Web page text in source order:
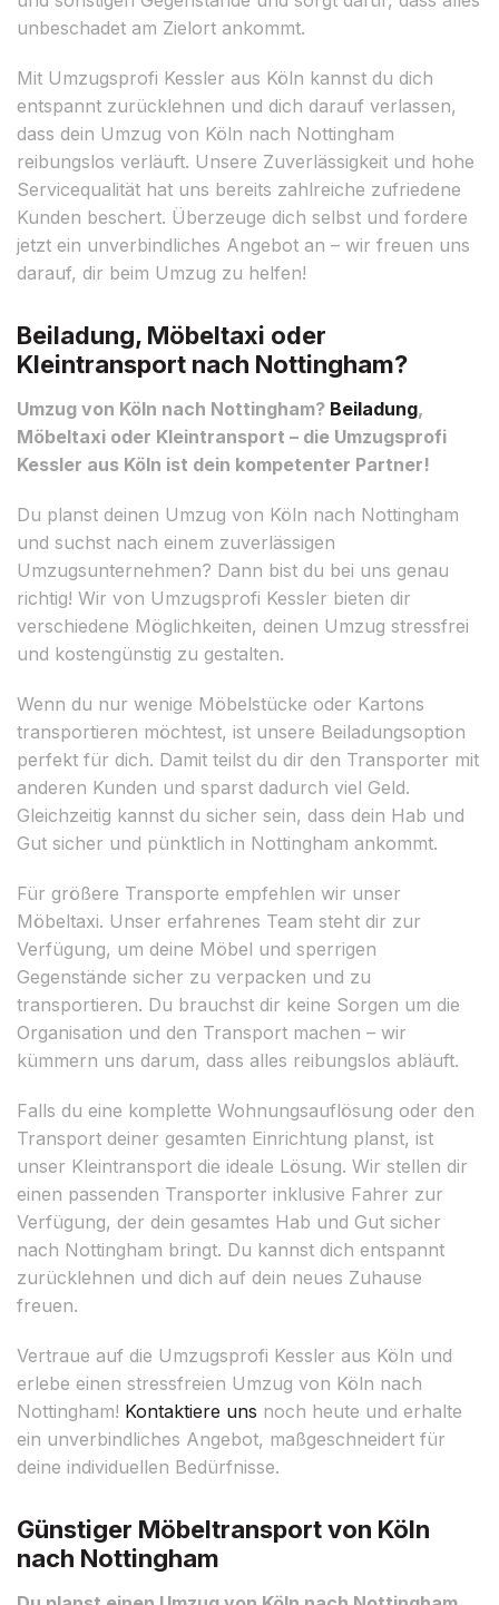
unbeschadet am Zielort ankommt.
Mit Umzugsprofi Kessler aus Köln kannst du dich
entspannt zurücklehnen und dich darauf verlassen,
dass dein Umzug von Köln nach Nottingham
reibungslos verläuft. Unsere Zuverlässigkeit und hohe
Servicequalität hat uns bereits zahlreiche zufriedene
Kunden beschert. Überzeuge dich selbst und fordere
jetzt ein unverbindliches Angebot an – wir freuen uns
darauf, dir beim Umzug zu helfen!
Beiladung, Möbeltaxi oder
Kleintransport nach Nottingham?
Umzug von Köln nach Nottingham? Beiladung,
Möbeltaxi oder Kleintransport – die Umzugsprofi
Kessler aus Köln ist dein kompetenter Partner!
Du planst deinen Umzug von Köln nach Nottingham
und suchst nach einem zuverlässigen
Umzugsunternehmen? Dann bist du bei uns genau
richtig! Wir von Umzugsprofi Kessler bieten dir
verschiedene Möglichkeiten, deinen Umzug stressfrei
und kostengünstig zu gestalten.
Wenn du nur wenige Möbelstücke oder Kartons
transportieren möchtest, ist unsere Beiladungsoption
perfekt für dich. Damit teilst du dir den Transporter mit
anderen Kunden und sparst dadurch viel Geld.
Gleichzeitig kannst du sicher sein, dass dein Hab und
Gut sicher und pünktlich in Nottingham ankommt.
Für größere Transporte empfehlen wir unser
Möbeltaxi. Unser erfahrenes Team steht dir zur
Verfügung, um deine Möbel und sperrigen
Gegenstände sicher zu verpacken und zu
transportieren. Du brauchst dir keine Sorgen um die
Organisation und den Transport machen – wir
kümmern uns darum, dass alles reibungslos abläuft.
Falls du eine komplette Wohnungsauflösung oder den
Transport deiner gesamten Einrichtung planst, ist
unser Kleintransport die ideale Lösung. Wir stellen dir
einen passenden Transporter inklusive Fahrer zur
Verfügung, der dein gesamtes Hab und Gut sicher
nach Nottingham bringt. Du kannst dich entspannt
zurücklehnen und dich auf dein neues Zuhause
freuen.
Vertraue auf die Umzugsprofi Kessler aus Köln und
erlebe einen stressfreien Umzug von Köln nach
Nottingham! Kontaktiere uns noch heute und erhalte
ein unverbindliches Angebot, maßgeschneidert für
deine individuellen Bedürfnisse.
Günstiger Möbeltransport von Köln
nach Nottingham